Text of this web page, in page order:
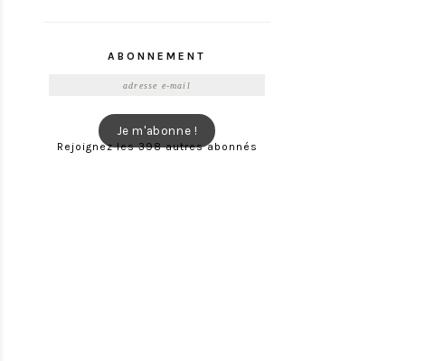
ABONNEMENT
Je m'abonne !
Rejoignez les 398 autres abonnés